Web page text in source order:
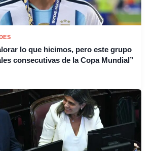
lo que hicimos, pero este grupo
consecutivas de la Copa Mundial”